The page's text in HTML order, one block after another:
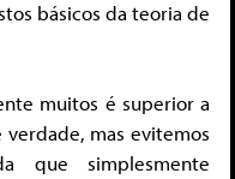
básicos da teoria de
muitos é superior a
verdade, mas evitemos
que simplesmente